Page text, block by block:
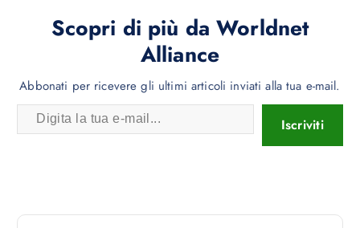
o er di
di
Scopri di più da Worldnet
Alliance
Abbonati per ricevere gli ultimi articoli inviati alla tua e-mail.
Iscriviti